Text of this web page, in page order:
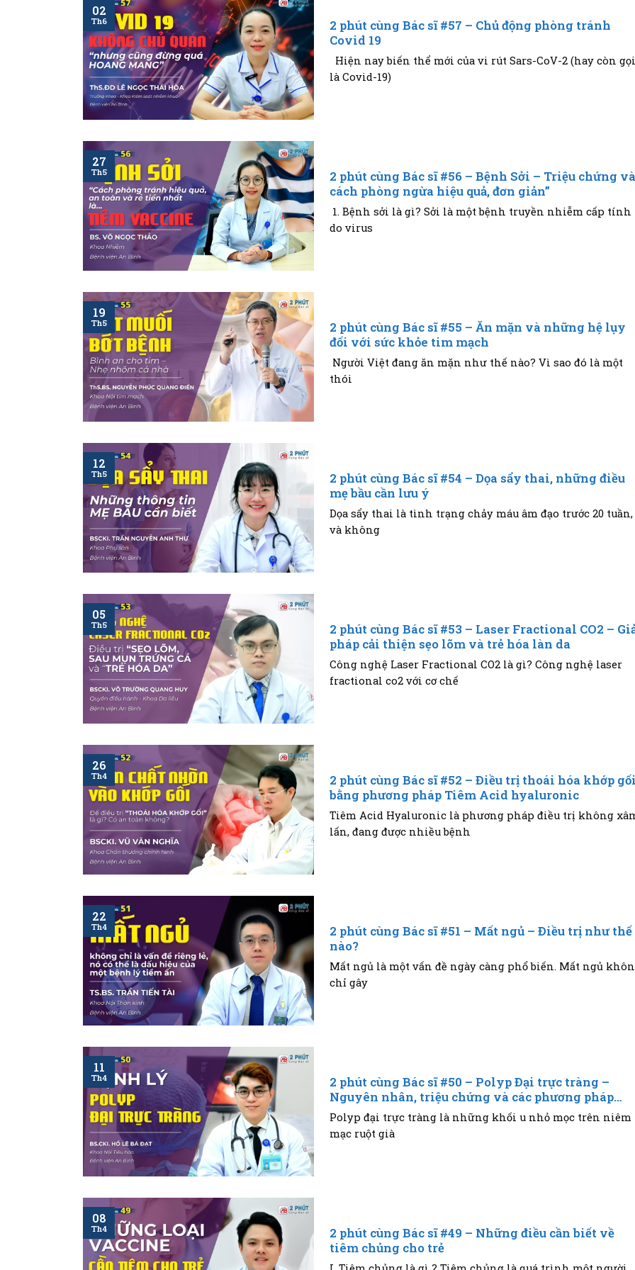
2 phút cùng Bác sĩ #57 – Chủ động phòng tránh
Covid 19
Hiện nay biến thể mới của vi rút Sars-CoV-2 (hay còn
là Covid-19)
02
Th6
2 phút cùng Bác sĩ #56 – Bệnh Sởi – Triệu chứng
cách phòng ngừa hiệu quả, đơn giản”
1. Bệnh sởi là gì? Sởi là một bệnh truyền nhiễm cấp tính
do virus
27
Th5
2 phút cùng Bác sĩ #55 – Ăn mặn và những hệ lụy
đối với sức khỏe tim mạch
Người Việt đang ăn mặn như thế nào? Vì sao đó là một
thói
19
Th5
2 phút cùng Bác sĩ #54 – Dọa sẩy thai, những điều
mẹ bầu cần lưu ý
Dọa sẩy thai là tình trạng chảy máu âm đạo trước 20 tuần,
và không
12
Th5
2 phút cùng Bác sĩ #53 – Laser Fractional CO2 –
pháp cải thiện sẹo lõm và trẻ hóa làn da
Công nghệ Laser Fractional CO2 là gì? Công nghệ laser
fractional co2 với cơ chế
05
Th5
2 phút cùng Bác sĩ #52 – Điều trị thoái hóa khớp
bằng phương pháp Tiêm Acid hyaluronic
Tiêm Acid Hyaluronic là phương pháp điều trị không
lấn, đang được nhiều bệnh
26
Th4
2 phút cùng Bác sĩ #51 – Mất ngủ – Điều trị như thế
nào?
Mất ngủ là một vấn đề ngày càng phổ biến. Mất ngủ
chỉ gây
22
Th4
2 phút cùng Bác sĩ #50 – Polyp Đại trực tràng –
Nguyên nhân, triệu chứng và các phương pháp
chẩn đoán
Polyp đại trực tràng là những khối u nhỏ mọc trên niêm
mạc ruột già
11
Th4
2 phút cùng Bác sĩ #49 – Những điều cần biết về
tiêm chủng cho trẻ
08
Th4